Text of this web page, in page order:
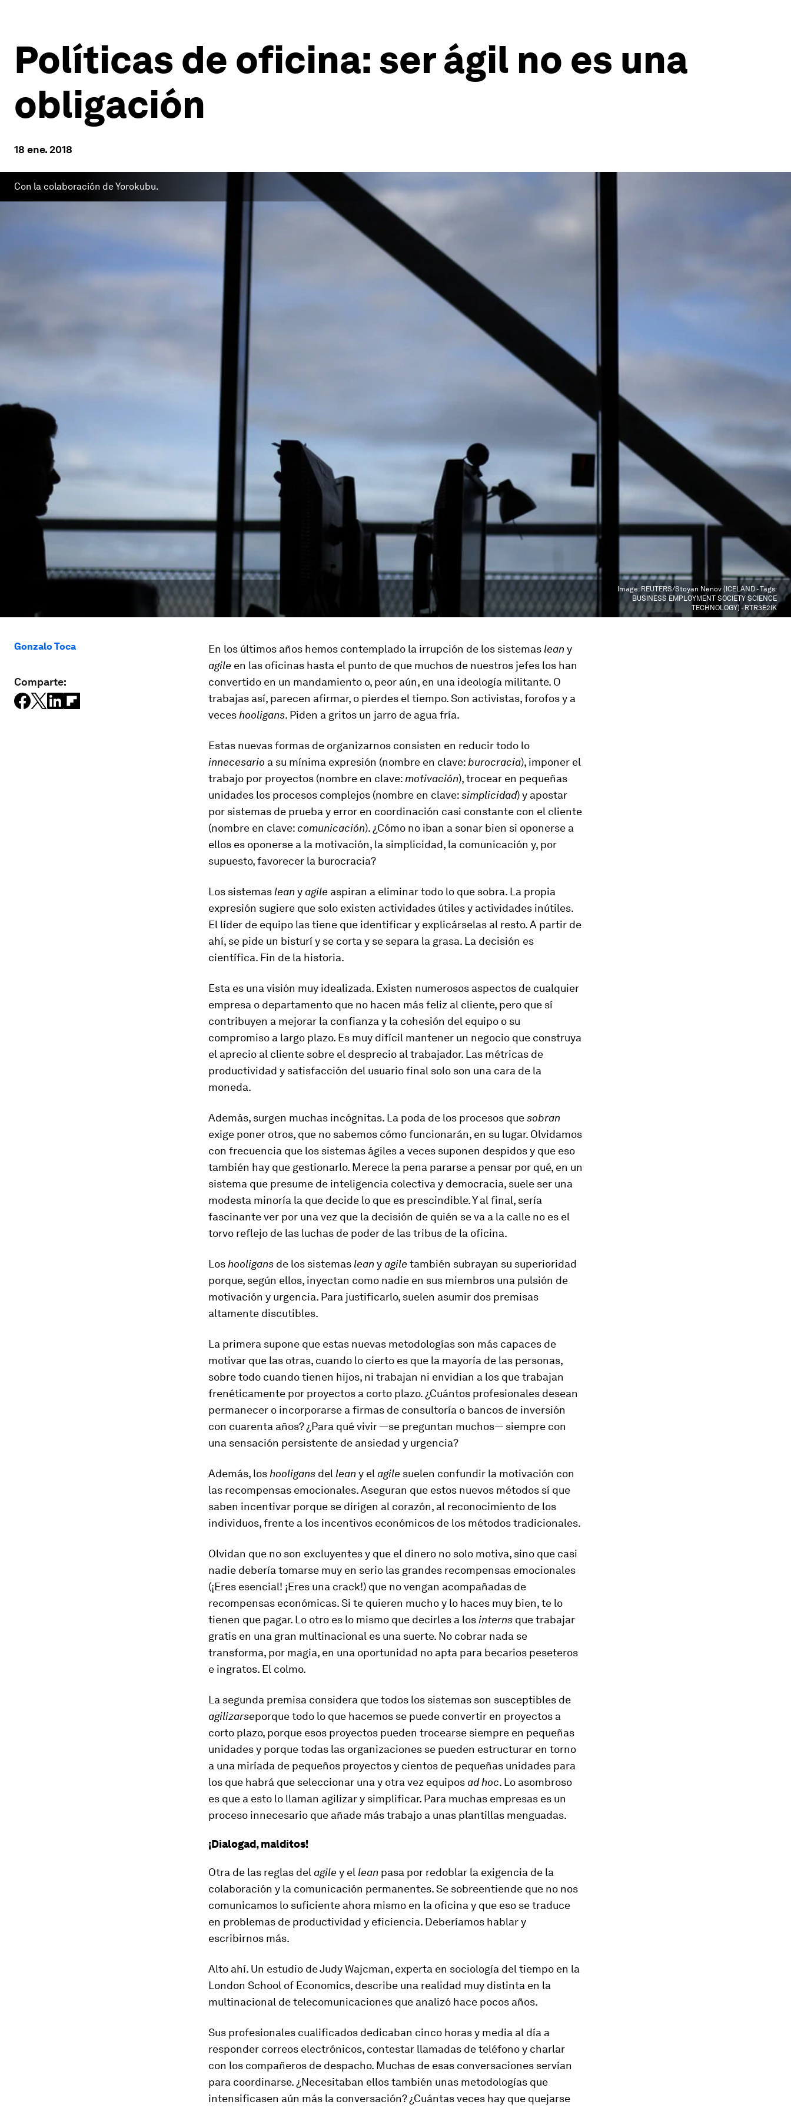
Políticas de oficina: ser ágil no es una
obligación
18 ene. 2018
Con la colaboración de Yorokubu.
Image: REUTERS/Stoyan Nenov (ICELAND - Tags:
BUSINESS EMPLOYMENT SOCIETY SCIENCE
TECHNOLOGY) - RTR3E2IK
Gonzalo Toca
Comparte:
En los últimos años hemos contemplado la irrupción de los sistemas leany
agile en las oficinas hasta el punto de que muchos de nuestros jefes los han
convertido en un mandamiento o, peor aún, en una ideología militante. O
trabajas así, parecen afirmar, o pierdes el tiempo. Son activistas, forofos y a
veces hooligans. Piden a gritos un jarro de agua fría.
Estas nuevas formas de organizarnos consisten en reducir todo lo
innecesario a su mínima expresión (nombre en clave: burocracia), imponer el
trabajo por proyectos (nombre en clave: motivación), trocear en pequeñas
unidades los procesos complejos (nombre en clave:simplicidad) y apostar
por sistemas de prueba y error en coordinación casi constante con el cliente
(nombre en clave:comunicación). ¿Cómo no iban a sonar bien si oponerse a
ellos es oponerse a la motivación, la simplicidad, la comunicación y, por
supuesto, favorecer la burocracia?
Los sistemas leanyagile aspiran a eliminar todo lo que sobra. La propia
expresión sugiere que solo existen actividades útiles y actividades inútiles.
El líder de equipo las tiene que identificar y explicárselas al resto. A partir de
ahí, se pide un bisturí y se corta y se separa la grasa. La decisión es
científica. Fin de la historia.
Esta es una visión muy idealizada. Existen numerosos aspectos de cualquier
empresa o departamento que no hacen más feliz al cliente, pero que sí
contribuyen a mejorar la confianza y la cohesión del equipo o su
compromiso a largo plazo. Es muy difícil mantener un negocio que construya
el aprecio al cliente sobre el desprecio al trabajador. Las métricas de
productividad y satisfacción del usuario final solo son una cara de la
moneda.
Además, surgen muchas incógnitas. La poda de los procesos quesobran
exige poner otros, que no sabemos cómo funcionarán, en su lugar. Olvidamos
con frecuencia que los sistemas ágiles a veces suponen despidos y que eso
también hay que gestionarlo. Merece la pena pararse a pensar por qué, en un
sistema que presume de inteligencia colectiva y democracia, suele ser una
modesta minoría la que decide lo que es prescindible. Y al final, sería
fascinante ver por una vez que la decisión de quién se va a la calle no es el
torvo reflejo de las luchas de poder de las tribus de la oficina.
Los hooligans de los sistemas leanyagile también subrayan su superioridad
porque, según ellos, inyectan como nadie en sus miembros una pulsión de
motivación y urgencia. Para justificarlo, suelen asumir dos premisas
altamente discutibles.
La primera supone que estas nuevas metodologías son más capaces de
motivar que las otras, cuando lo cierto es que la mayoría de las personas,
sobre todo cuando tienen hijos, ni trabajan ni envidian a los que trabajan
frenéticamente por proyectos a corto plazo. ¿Cuántos profesionales desean
permanecer o incorporarse a firmas de consultoría o bancos de inversión
con cuarenta años? ¿Para qué vivir —se preguntan muchos— siempre con
una sensación persistente de ansiedad y urgencia?
Además, los hooligans del leany el agile suelen confundir la motivación con
las recompensas emocionales. Aseguran que estos nuevos métodos sí que
saben incentivar porque se dirigen al corazón, al reconocimiento de los
individuos, frente a los incentivos económicos de los métodos tradicionales.
Olvidan que no son excluyentes y que el dinero no solo motiva, sino que casi
nadie debería tomarse muy en serio las grandes recompensas emocionales
(¡Eres esencial! ¡Eres una crack!) que no vengan acompañadas de
recompensas económicas. Si te quieren mucho y lo haces muy bien, te lo
tienen que pagar. Lo otro es lo mismo que decirles a los interns que trabajar
gratis en una gran multinacional es una suerte. No cobrar nada se
transforma, por magia, en una oportunidad no apta para becarios peseteros
e ingratos. El colmo.
La segunda premisa considera que todos los sistemas son susceptibles de
agilizarseporque todo lo que hacemos se puede convertir en proyectos a
corto plazo, porque esos proyectos pueden trocearse siempre en pequeñas
unidades y porque todas las organizaciones se pueden estructurar en torno
a una miríada de pequeños proyectos y cientos de pequeñas unidades para
los que habrá que seleccionar una y otra vez equiposad hoc. Lo asombroso
es que a esto lo llaman agilizar y simplificar. Para muchas empresas es un
proceso innecesario que añade más trabajo a unas plantillas menguadas.
¡Dialogad, malditos!
Otra de las reglas del agile y el lean pasa por redoblar la exigencia de la
colaboración y la comunicación permanentes. Se sobreentiende que no nos
comunicamos lo suficiente ahora mismo en la oficina y que eso se traduce
en problemas de productividad y eficiencia. Deberíamos hablar y
escribirnos más.
Alto ahí. Un estudio de Judy Wajcman, experta en sociología del tiempo en la
London School of Economics, describe una realidad muy distinta en la
multinacional de telecomunicaciones que analizó hace pocos años.
Sus profesionales cualificados dedicaban cinco horas y media al día a
responder correos electrónicos, contestar llamadas de teléfono y charlar
con los compañeros de despacho. Muchas de esas conversaciones servían
para coordinarse. ¿Necesitaban ellos también unas metodologías que
intensificasen aún más la conversación? ¿Cuántas veces hay que quejarse